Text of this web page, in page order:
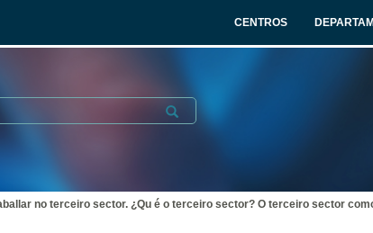
CENTROS
Submit
no terceiro sector. ¿Qu é o terceiro sector? O terceiro sector